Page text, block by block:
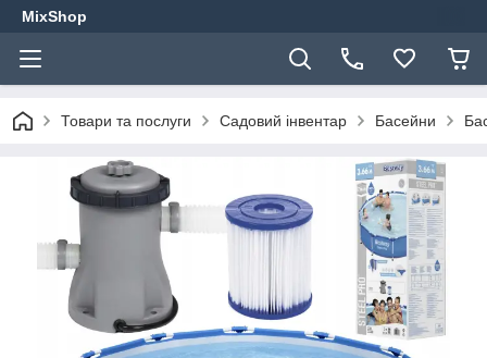
MixShop
Товари та послуги Садовий інвентар Басейни